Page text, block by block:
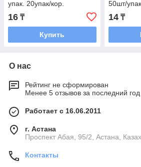
упак. 20упак/кор.
16 ₸
Купить
50шт/
14₸
О нас
Рейтинг не сформирован
Менее 5 отзывов за последний год
Работает с 16.06.2011
г. Астана
​Проспект Абая, 95/2, Астана,
Контакты